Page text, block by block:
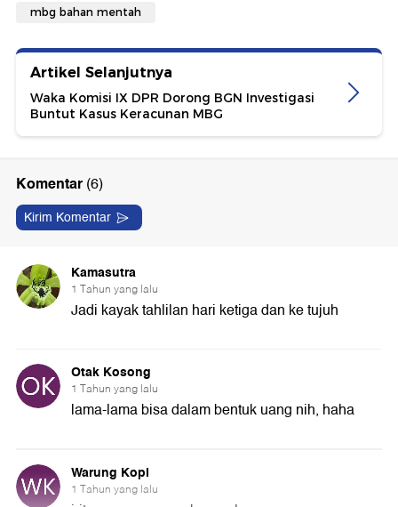
mbg bahan mentah
Artikel Selanjutnya
Waka Komisi IX DPR Dorong BGN Investigasi
Buntut Kasus Keracunan MBG